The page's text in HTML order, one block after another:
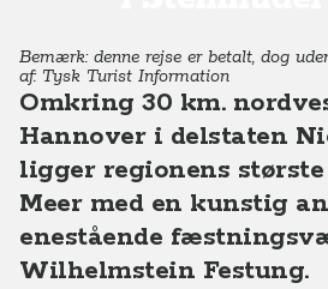
Bemærk: denne rejse er betalt, dog
af: Tysk Turist Information
Omkring 30 km.
Hannover i delstaten
ligger regionens
Meer med en kunstig
enestående
Wilhelmstein Festung.